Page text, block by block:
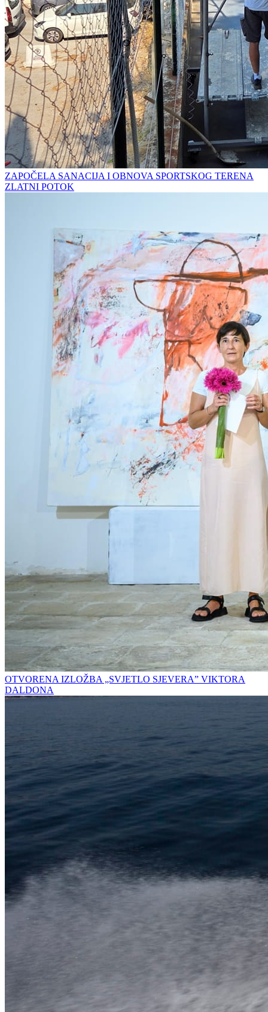
ZAPOČELA SANACIJA I OBNOVA SPORTSKOG TERENA
ZLATNI POTOK
OTVORENA IZLOŽBA „SVJETLO SJEVERA” VIKTORA
DALDONA